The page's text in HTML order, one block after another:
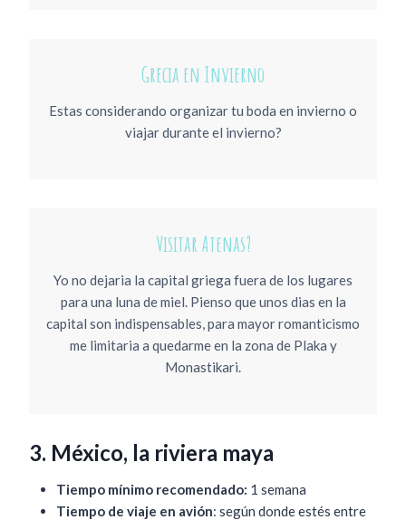
Grecia en Invierno
Estas considerando organizar tu boda en invierno o
viajar durante el invierno?
Visitar Atenas?
Yo no dejaria la capital griega fuera de los lugares
para una luna de miel. Pienso que unos dias en la
capital son indispensables, para mayor romanticismo
me limitaria a quedarme en la zona de Plaka y
Monastikari.
3. México, la riviera maya
Tiempo mínimo recomendado: 1 semana
Tiempo de viaje en avión: según donde estés entre